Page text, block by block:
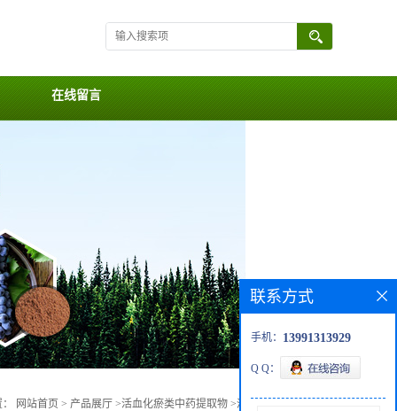
在线留言
网站首页 > 产品展厅 >活血化瘀类中药提取物 >泽兰提取物价格
联系方式
手机： 13991313929
Q Q：